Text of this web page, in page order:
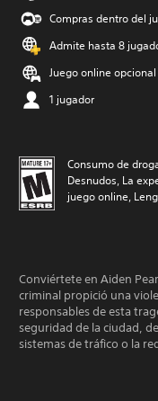
Compras dentro del
Admite hasta 8
Juego online opcional
1 jugador
Consumo de
Desnudos, La
juego online,
Conviértete en Aiden
criminal propició una
responsables de esta
seguridad de la ciudad,
sistemas de tráfico o la